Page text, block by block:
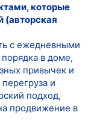
которые
(авторская
с ежедневными
в доме,
привычек и
и
подход,
продвижение в